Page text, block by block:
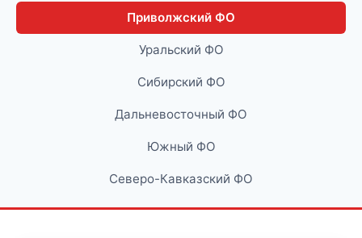
Приволжский ФО
Уральский ФО
Сибирский ФО
Дальневосточный ФО
Южный ФО
Северо-Кавказский ФО